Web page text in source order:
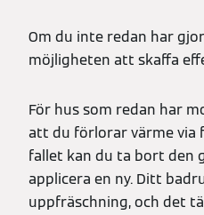
Om du inte redan har
möjligheten att skaffa
För hus som redan har
att du förlorar värme via
fallet kan du ta bort den
applicera en ny. Ditt
uppfräschning, och det